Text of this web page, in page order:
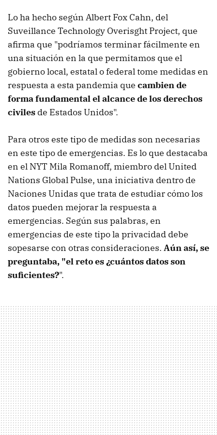
Lo ha hecho según Albert Fox Cahn, del
Suveillance Technology Overisght Project, que
afirma que "podríamos terminar fácilmente en
una situación en la que permitamos que el
gobierno local, estatal o federal tome medidas en
respuesta a esta pandemia que cambien de
forma fundamental el alcance de los derechos
civiles de Estados Unidos".
Para otros este tipo de medidas son necesarias
en este tipo de emergencias. Es lo que destacaba
en el NYT Mila Romanoff, miembro del United
Nations Global Pulse, una iniciativa dentro de
Naciones Unidas que trata de estudiar cómo los
datos pueden mejorar la respuesta a
emergencias. Según sus palabras, en
emergencias de este tipo la privacidad debe
sopesarse con otras consideraciones. Aún así, se
preguntaba, "el reto es ¿cuántos datos son
suficientes?".